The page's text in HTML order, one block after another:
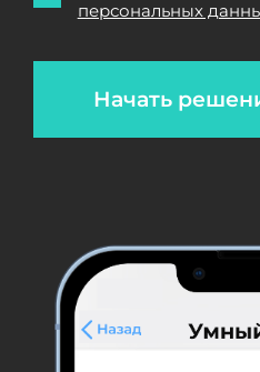
Начать
персональных